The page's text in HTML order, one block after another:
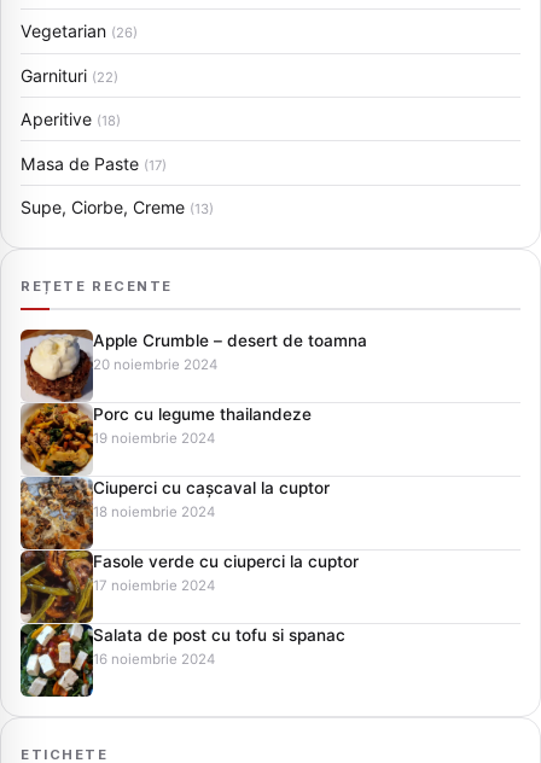
Vegetarian (26)
Garnituri (22)
Aperitive (18)
Masa de Paste (17)
Supe, Ciorbe, Creme (13)
REȚETE RECENTE
Apple Crumble – desert de toamna
20 noiembrie 2024
Porc cu legume thailandeze
19 noiembrie 2024
Ciuperci cu cașcaval la cuptor
18 noiembrie 2024
Fasole verde cu ciuperci la cuptor
17 noiembrie 2024
Salata de post cu tofu si spanac
16 noiembrie 2024
ETICHETE